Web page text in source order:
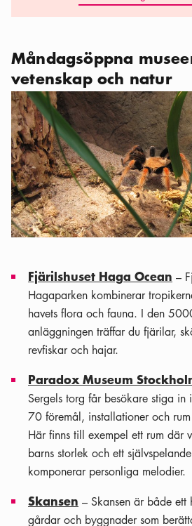
Måndagsöppna
vetenskap och natur
Fjärilshuset Haga Ocean –
Hagaparken kombinerar
havets flora och fauna. I den
anläggningen träffar du fjärilar,
revfiskar och hajar.
Paradox Museum
Sergels torg får besökare stiga in
70 föremål, installationer och
Här finns till exempel ett rum där
barns storlek och ett
komponerar personliga melodier.
Skansen – Skansen är både ett
gårdar och byggnader som